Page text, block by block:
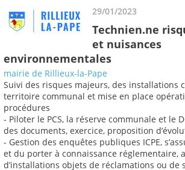
29/01/2023
Technien.ne
et nuisances
environnementales
mairie de Rillieux-la-Pape
Suivi des risques majeurs, des installations
territoire communal et mise en place
procédures
- Piloter le PCS, la réserve communale et le
des documents, exercice, proposition
- Gestion des enquêtes publiques ICPE,
et du porter à connaissance réglementaire,
d’installations objets de réclamations ou de